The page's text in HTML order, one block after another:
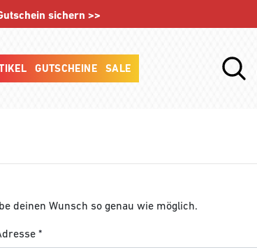
sichern >>
GUTSCHEINE SALE
deinen Wunsch so genau wie möglich.